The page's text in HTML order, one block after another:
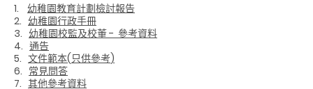
1. 幼稚園教育計劃檢討報告
2. 幼稚園行政手冊
3. 幼稚園校監及校董- 參考資料
4. 通告
5. 文件範本(只供參考)
6. 常見問答
7. 其他參考資料